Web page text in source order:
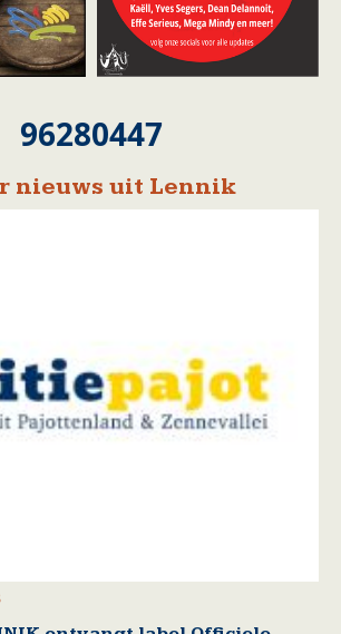
96280447
nieuws uit Lennik